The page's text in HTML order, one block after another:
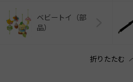
ベビートイ（部
品）